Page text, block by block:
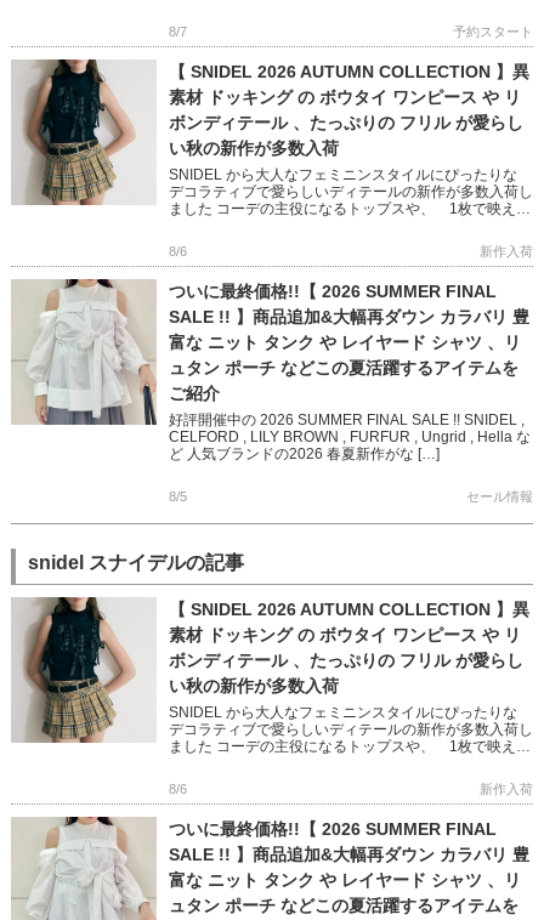
8/7 予約スタート
【 SNIDEL 2026 AUTUMN COLLECTION 】異
素材 ドッキング の ボウタイ ワンピース や リ
ボンディテール 、たっぷりの フリル が愛らし
い秋の新作が多数入荷
SNIDEL から大人なフェミニンスタイルにぴったりな
デコラティブで愛らしいディテールの新作が多数入荷し
ました コーデの主役になるトップスや、 1枚で映える
8/6 新作入荷
ついに最終価格!!【 2026 SUMMER FINAL
SALE !! 】商品追加&大幅再ダウン カラバリ 豊
富な ニット タンク や レイヤード シャツ 、リ
ュタン ポーチ などこの夏活躍するアイテムを
ご紹介
好評開催中の 2026 SUMMER FINAL SALE !! SNIDEL ,
CELFORD , LILY BROWN , FURFUR , Ungrid , Hella な
ど 人気ブランドの2026 春夏新作がな […]
8/5 セール情報
snidel スナイデルの記事
【 SNIDEL 2026 AUTUMN COLLECTION 】異
素材 ドッキング の ボウタイ ワンピース や リ
ボンディテール 、たっぷりの フリル が愛らし
い秋の新作が多数入荷
SNIDEL から大人なフェミニンスタイルにぴったりな
デコラティブで愛らしいディテールの新作が多数入荷し
ました コーデの主役になるトップスや、 1枚で映える
8/6 新作入荷
ついに最終価格!!【 2026 SUMMER FINAL
SALE !! 】商品追加&大幅再ダウン カラバリ 豊
富な ニット タンク や レイヤード シャツ 、リ
ュタン ポーチ などこの夏活躍するアイテムを